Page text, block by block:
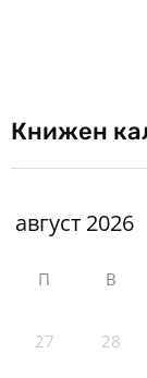
Книжен
П В
27 28